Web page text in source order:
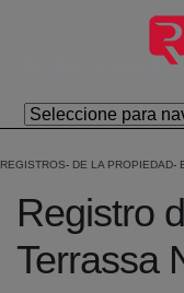
Salta al contingut
REGISTROS DE LA PROPIEDAD
Registro
Terrassa